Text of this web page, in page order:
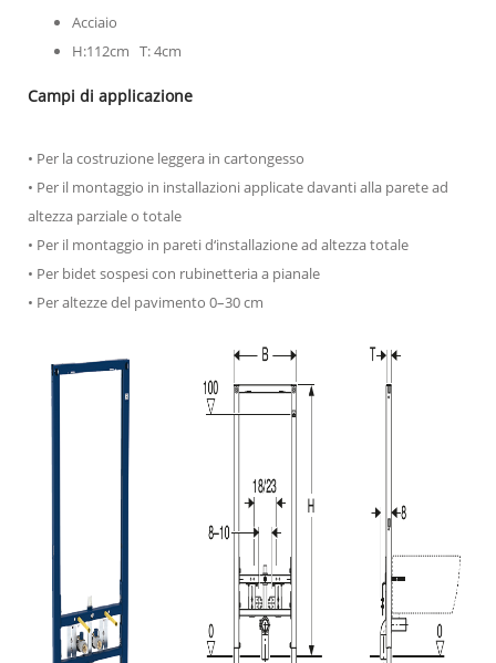
Acciaio
H:112cm T: 4cm
Campi di applicazione
• Per la costruzione leggera in cartongesso
• Per il montaggio in installazioni applicate davanti alla parete ad
altezza parziale o totale
• Per il montaggio in pareti d‘installazione ad altezza totale
• Per bidet sospesi con rubinetteria a pianale
• Per altezze del pavimento 0–30 cm